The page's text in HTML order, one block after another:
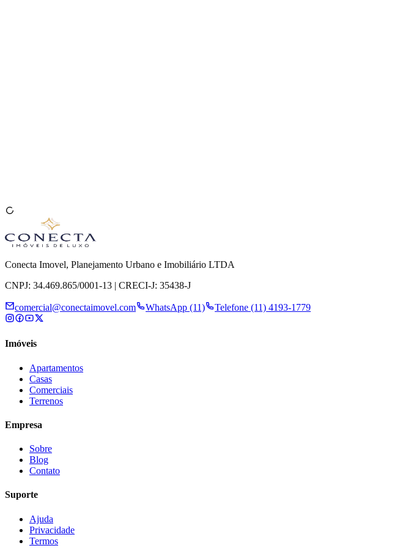
Conecta Imovel, Planejamento Urbano e Imobiliário LTDA
CNPJ: 34.469.865/0001-13 | CRECI-J: 35438-J
comercial@conectaimovel.com WhatsApp (11) Telefone (11) 4193-1779
Imóveis
Apartamentos
Casas
Comerciais
Terrenos
Empresa
Sobre
Blog
Contato
Suporte
Ajuda
Privacidade
Termos